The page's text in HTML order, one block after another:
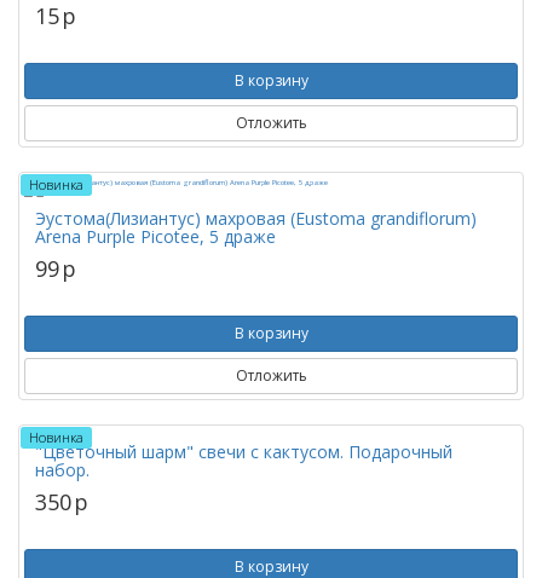
15p
В корзину
Отложить
Новинка
Эустома(Лизиантус) махровая (Eustoma grandiflorum)
Arena Purple Picotee, 5 драже
99p
В корзину
Отложить
Новинка
"Цветочный шарм" свечи с кактусом. Подарочный
набор.
350p
В корзину